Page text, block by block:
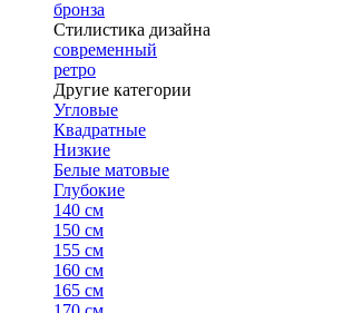
бронза
Стилистика дизайна
современный
ретро
Другие категории
Угловые
Квадратные
Низкие
Белые матовые
Глубокие
140 см
150 см
155 см
160 см
165 см